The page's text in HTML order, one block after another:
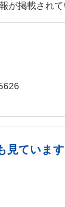
掲載されて
見ています